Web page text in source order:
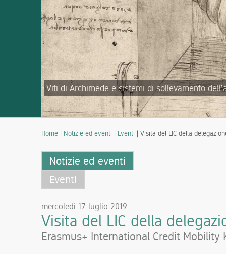
Viti di Archimede e sistemi di sollevamento
Home | Notizie ed eventi | Eventi | Visita del LIC della
Notizie ed eventi
Eventi
mercoledì 17 luglio 2019
Visita del LIC della
Erasmus+ International Credit Mobility